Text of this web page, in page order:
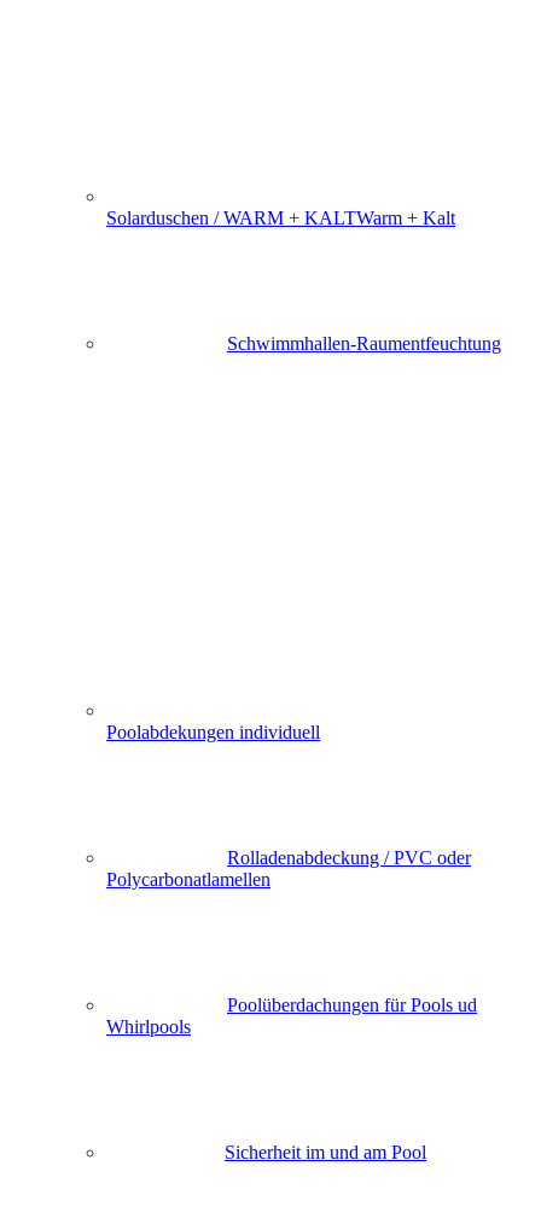
Solarduschen / WARM + KALTWarm + Kalt
Schwimmhallen-Raumentfeuchtung
Poolabdekungen individuell
Rolladenabdeckung / PVC oder
Polycarbonatlamellen
Poolüberdachungen für Pools ud
Whirlpools
Sicherheit im und am Pool